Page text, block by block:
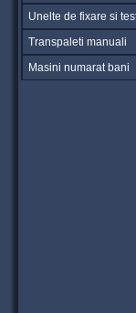
Unelte de fixare si
Transpaleti manuali
Masini numarat bani